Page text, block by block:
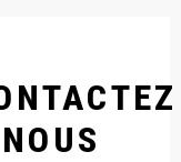
NOUS